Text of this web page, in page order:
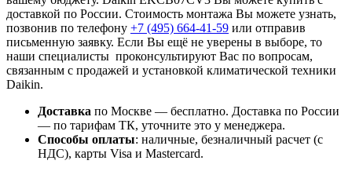
доставкой по России. Стоимость монтажа Вы можете узнать,
позвонив по телефону +7 (495) 664-41-59 или отправив
письменную заявку. Если Вы ещё не уверены в выборе, то
наши специалисты проконсультируют Вас по вопросам,
связанным с продажей и установкой климатической техники
Daikin.
Доставка по Москве — бесплатно. Доставка по России
— по тарифам ТК, уточните это у менеджера.
Способы оплаты: наличные, безналичный расчет (с
НДС), карты Visa и Mastercard.